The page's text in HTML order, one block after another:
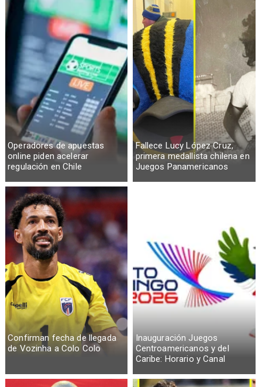
Operadores de apuestas
online piden acelerar
regulación en Chile
Fallece Lucy López Cruz,
primera medallista chilena en
Juegos Panamericanos
Confirman fecha de llegada
de Vozinha a Colo Colo
Inauguración Juegos
Centroamericanos y del
Caribe: Horario y Canal